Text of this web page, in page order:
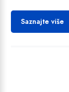
Saznajte više